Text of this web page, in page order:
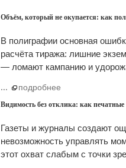
Объём, который не окупается: как
В полиграфии основная
расчёта тиража: лишние
— ломают кампанию и
... подробнее
Видимость без отклика: как
Газеты и журналы создают
невозможность управлять
этот охват слабым с точки